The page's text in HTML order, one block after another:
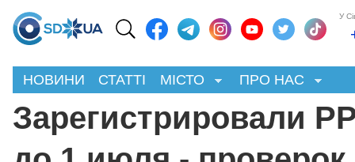
У
НОВИНИ СТАТТІ МІСТО ПРО НАС
Зарегистрировали